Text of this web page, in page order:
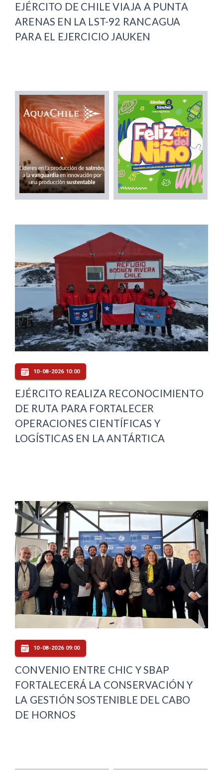
EJÉRCITO DE CHILE VIAJA A PUNTA
ARENAS EN LA LST-92 RANCAGUA
PARA EL EJERCICIO JAUKEN
10-08-2026 10:00
EJÉRCITO REALIZA RECONOCIMIENTO
DE RUTA PARA FORTALECER
OPERACIONES CIENTÍFICAS Y
LOGÍSTICAS EN LA ANTÁRTICA
10-08-2026 09:00
CONVENIO ENTRE CHIC Y SBAP
FORTALECERÁ LA CONSERVACIÓN Y
LA GESTIÓN SOSTENIBLE DEL CABO
DE HORNOS